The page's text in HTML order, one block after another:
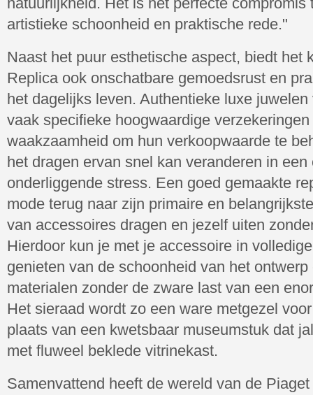
artistieke schoonheid en praktische rede."
Naast het puur esthetische aspect, biedt het
Replica ook onschatbare gemoedsrust en
het dagelijks leven. Authentieke luxe
vaak specifieke hoogwaardige
waakzaamheid om hun verkoopwaarde te
het dragen ervan snel kan veranderen in
onderliggende stress. Een goed gemaakte
mode terug naar zijn primaire en
van accessoires dragen en jezelf uiten
Hierdoor kun je met je accessoire in
genieten van de schoonheid van het
materialen zonder de zware last van een
Het sieraad wordt zo een ware metgezel
plaats van een kwetsbaar museumstuk dat
met fluweel beklede vitrinekast.
Samenvattend heeft de wereld van de